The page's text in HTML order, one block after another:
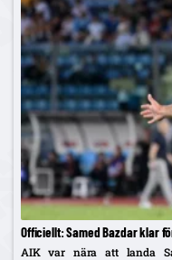
Officiellt: Samed Bazdar klar
AIK var nära att landa